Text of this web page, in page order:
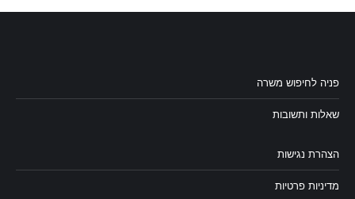
פניה לחיפוש משרה
שאלות ותשובות
הצהרת נגישות
מדיניות פרטיות